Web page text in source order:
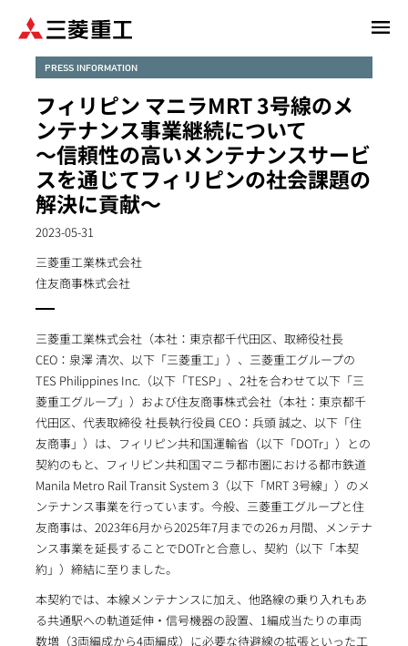
PRESS INFORMATION
フィリピン マニラMRT 3号線のメ
ンテナンス事業継続について
～信頼性の高いメンテナンスサービ
スを通じてフィリピンの社会課題の
解決に貢献～
2023-05-31
三菱重工業株式会社
住友商事株式会社
三菱重工業株式会社（本社：東京都千代田区、取締役社長
CEO：泉澤 清次、以下「三菱重工」）、三菱重工グループの
TES Philippines Inc.（以下「TESP」、2社を合わせて以下「三
菱重工グループ」）および住友商事株式会社（本社：東京都千
代田区、代表取締役 社長執行役員 CEO：兵頭 誠之、以下「住
友商事」）は、フィリピン共和国運輸省（以下「DOTr」）との
契約のもと、フィリピン共和国マニラ都市圏における都市鉄道
Manila Metro Rail Transit System 3（以下「MRT 3号線」）のメ
ンテナンス事業を行っています。今般、三菱重工グループと住
友商事は、2023年6月から2025年7月までの26ヵ月間、メンテナ
ンス事業を延長することでDOTrと合意し、契約（以下「本契
約」）締結に至りました。
本契約では、本線メンテナンスに加え、他路線の乗り入れもあ
る共通駅への軌道延伸・信号機器の設置、1編成当たりの車両
数増（3両編成から4両編成）に必要な待避線の拡張といった工